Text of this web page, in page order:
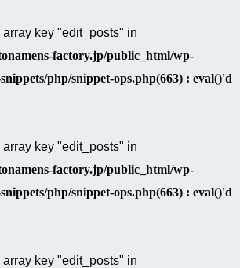
key "edit_posts" in
factory.jp/public_html/wp-
php/snippet-ops.php(663) : eval()'d
key "edit_posts" in
factory.jp/public_html/wp-
php/snippet-ops.php(663) : eval()'d
key "edit_posts" in